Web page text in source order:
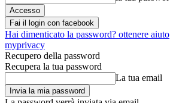
Fai il login con facebook
Hai dimenticato la password? ottenere aiuto
myprivacy
Recupero della password
Recupera la tua password
La tua email